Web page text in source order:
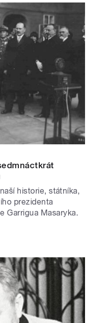
historie, státníka,
prezidenta
Garrigua Masaryka.